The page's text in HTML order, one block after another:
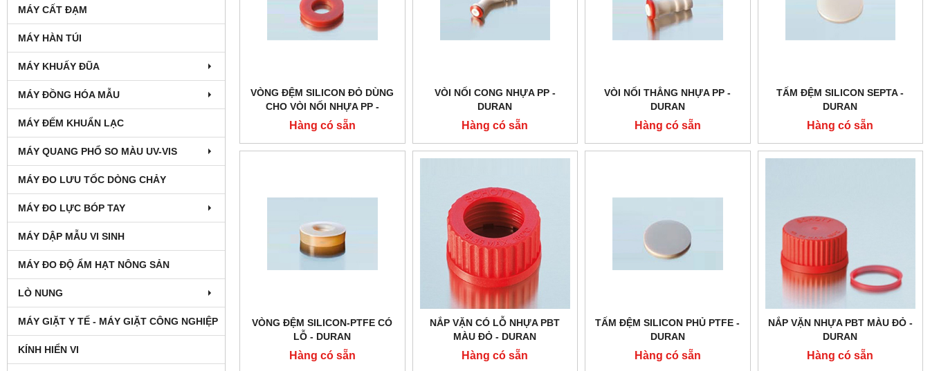
MÁY CẤT ĐẠM
MÁY HÀN TÚI
MÁY KHUẤY ĐŨA
MÁY ĐỒNG HÓA MẪU
MÁY ĐẾM KHUẨN LẠC
MÁY QUANG PHỔ SO MÀU UV-VIS
MÁY ĐO LƯU TỐC DÒNG CHẢY
MÁY ĐO LỰC BÓP TAY
MÁY DẬP MẪU VI SINH
MÁY ĐO ĐỘ ẨM HẠT NÔNG SẢN
LÒ NUNG
MÁY GIẶT Y TẾ - MÁY GIẶT CÔNG NGHIỆP
KÍNH HIỂN VI
VÒNG ĐỆM SILICON ĐỎ DÙNG
CHO VÒI NỐI NHỰA PP -
DURAN
Hàng có sẵn
VÒI NỐI CONG NHỰA PP -
DURAN
Hàng có sẵn
VÒI NỐI THẲNG NHỰA PP -
DURAN
Hàng có sẵn
TẤM ĐỆM SILICON SEPTA -
DURAN
Hàng có sẵn
VÒNG ĐỆM SILICON-PTFE CÓ
LỖ - DURAN
Hàng có sẵn
NẮP VẶN CÓ LỖ NHỰA PBT
MÀU ĐỎ - DURAN
Hàng có sẵn
TẤM ĐỆM SILICON PHỦ PTFE -
DURAN
Hàng có sẵn
NẮP VẶN NHỰA PBT MÀU ĐỎ -
DURAN
Hàng có sẵn